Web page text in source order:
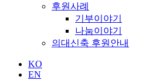
후원사례
기부이야기
나눔이야기
의대신축 후원안내
KO
EN